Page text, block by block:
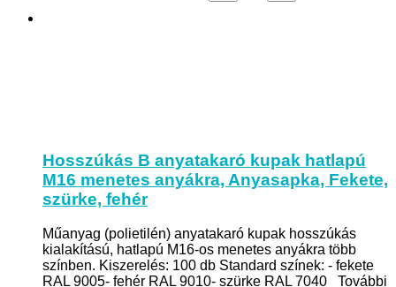
Hosszúkás B anyatakaró kupak hatlapú
M16 menetes anyákra, Anyasapka, Fekete,
szürke, fehér
Műanyag (polietilén) anyatakaró kupak hosszúkás
kialakítású, hatlapú M16-os menetes anyákra több
színben. Kiszerelés: 100 db Standard színek: - fekete
RAL 9005- fehér RAL 9010- szürke RAL 7040 További